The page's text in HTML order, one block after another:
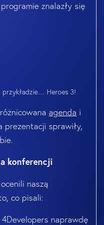
znalazły się
przykładzie… Heroes 3!
agenda i
prezentacji sprawiły,
konferencji
naszą
co pisali:
naprawdę